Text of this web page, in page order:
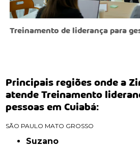
Treinamento de liderança para
Principais regiões onde a
atende Treinamento
pessoas em Cuiabá:
SÃO PAULO MATO GROSSO
Suzano